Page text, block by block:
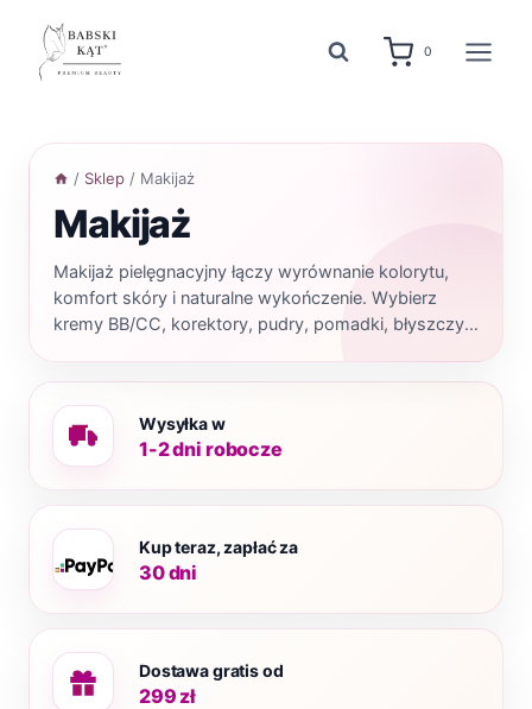
treści
0
/ Sklep / Makijaż
Makijaż
Makijaż pielęgnacyjny łączy wyrównanie kolorytu,
komfort skóry i naturalne wykończenie. Wybierz
kremy BB/CC, korektory, pudry, pomadki, błyszczyki
codziennego efektu. Jeśli zależy Ci na pielęgnacji i
makijażu w jednym, zacznij od podkładów BB/CC,
korektorów i produktów SPF.
Wysyłka w
1-2 dni robocze
Kup teraz, zapłać za
30 dni
Dostawa gratis od
299 zł